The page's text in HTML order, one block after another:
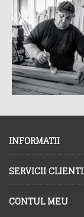
INFORMATII
SERVICII CLIENTI
CONTUL MEU